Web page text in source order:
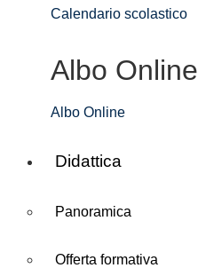
Calendario scolastico
Albo Online
Albo Online
Didattica
Panoramica
Offerta formativa